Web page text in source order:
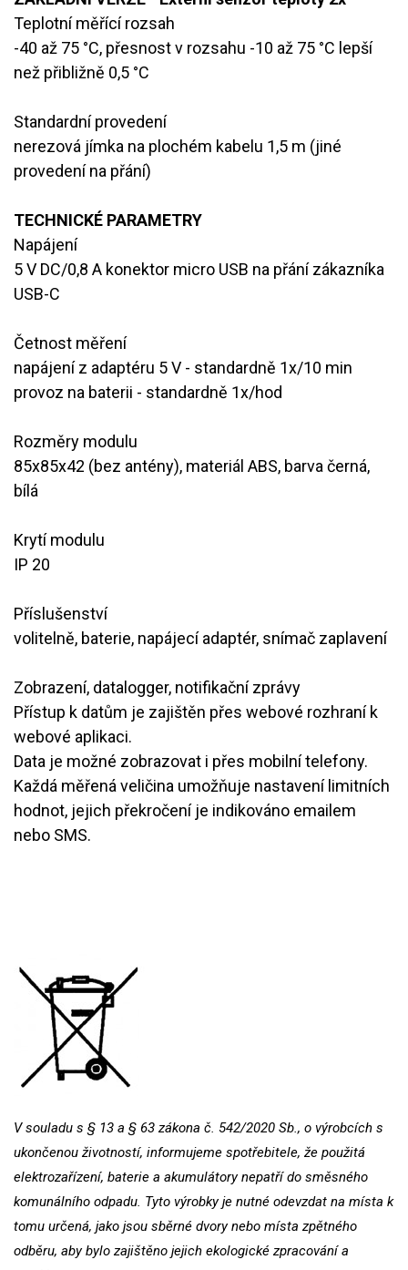
Teplotní měřící rozsah
​-40 až 75 °C, přesnost v rozsahu -10 až 75 °C lepší
než přibližně 0,5 °C
Standardní provedení
​nerezová jímka na plochém kabelu 1,5 m (jiné
provedení na přání)
TECHNICKÉ PARAMETRY
Napájení
​5 V DC/0,8 A konektor micro USB na přání zákazníka
USB-C
Četnost měření
​napájení z adaptéru 5 V - standardně 1x/10 min
​provoz na baterii - standardně 1x/hod
Rozměry modulu
​​85x85x42 (bez antény), materiál ABS, barva černá,
bílá
Krytí modulu
​​IP 20
Příslušenství
volitelně, baterie, napájecí adaptér, snímač zaplavení
Zobrazení, datalogger, notifikační zprávy
Přístup k datům je zajištěn přes webové rozhraní k
webové aplikaci.
​​Data je možné zobrazovat i přes mobilní telefony.​
Každá měřená veličina umožňuje nastavení limitních
hodnot, jejich překročení je indikováno emailem
nebo SMS.
V souladu s § 13 a § 63 zákona č. 542/2020 Sb., o výrobcích s
ukončenou životností, informujeme spotřebitele, že použitá
elektrozařízení, baterie a akumulátory nepatří do směsného
komunálního odpadu. Tyto výrobky je nutné odevzdat na místa k
tomu určená, jako jsou sběrné dvory nebo místa zpětného
odběru, aby bylo zajištěno jejich ekologické zpracování a